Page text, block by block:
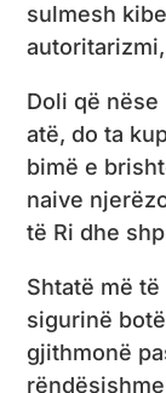
sulmesh
Doli që
atë, do ta
bimë e
naive
të Ri dhe
Shtatë më
sigurinë
gjithmonë